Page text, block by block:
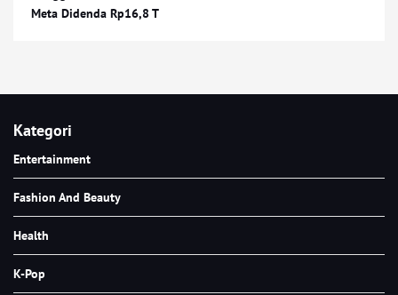
Meta Didenda Rp16,8 T
Kategori
Entertainment
Fashion And Beauty
Health
K-Pop